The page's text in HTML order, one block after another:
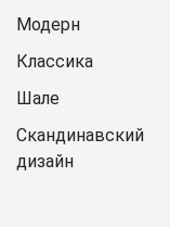
Модерн
Классика
Шале
Скандинавский
дизайн